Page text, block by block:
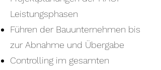
Leistungsphasen
Führen der Bauunternehmen bis
zur Abnahme und Übergabe
Controlling im gesamten